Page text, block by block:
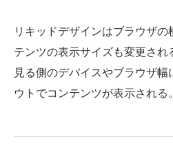
リキッドデザインはブラウザ
テンツの表示サイズも変更され
見る側のデバイスやブラウザ
ウトでコンテンツが表示される。